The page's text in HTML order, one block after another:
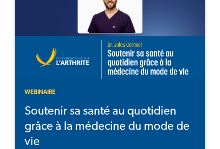
WEBINAIRE
Soutenir sa santé au quotidien
grâce à la médecine du mode de
vie